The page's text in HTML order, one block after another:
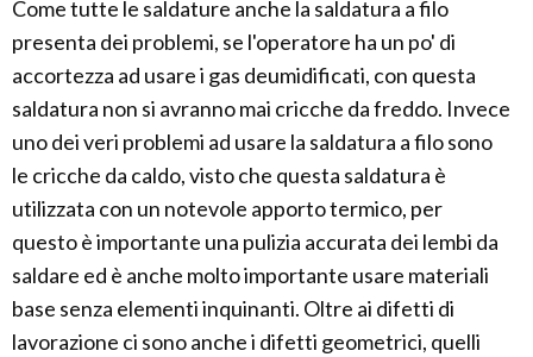
Come tutte le saldature anche la saldatura a filo
presenta dei problemi, se l'operatore ha un po' di
accortezza ad usare i gas deumidificati, con questa
saldatura non si avranno mai cricche da freddo. Invece
uno dei veri problemi ad usare la saldatura a filo sono
le cricche da caldo, visto che questa saldatura è
utilizzata con un notevole apporto termico, per
questo è importante una pulizia accurata dei lembi da
saldare ed è anche molto importante usare materiali
base senza elementi inquinanti. Oltre ai difetti di
lavorazione ci sono anche i difetti geometrici, quelli